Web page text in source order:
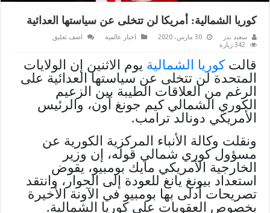
كوريا الشمالية: أمريكا لن تتخلى عن سياستها العدائية
سعيد بدر 30 مارس، 2020 اخبار عالمية
اضف تعليق
342 زيارة
قالت كوريا الشماليةيوم الاثنين إن الولايات
المتحدة لن تتخلى عن سياستها العدائية على
الرغم من العلاقات الطيبة بين الزعيم
الكوري الشمالي كيم جونغ أون، والرئيس
الأمريكي دونالد ترامب.
ونقلت وكالة الأنباء المركزية الكورية عن
مسؤول كوري شمالي قوله، إن وزير
الخارجية الأمريكي مايك بومبيو، يقوض
استعداد بيونغ يانغ للعودة إلى الحوار، وانتقد
تصريحات أدلى بها بومبيو في الآونة الأخيرة
بخصوص العقوبات على كوريا الشمالية.